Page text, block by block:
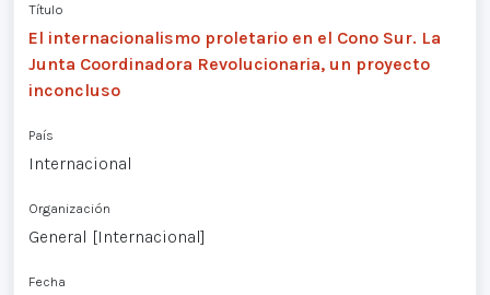
Título
El internacionalismo proletario en el Cono Sur. La
Junta Coordinadora Revolucionaria, un proyecto
inconcluso
País
Internacional
Organización
General [Internacional]
Fecha